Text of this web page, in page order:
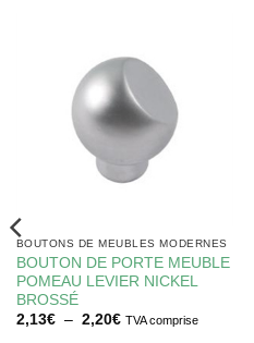
BOUTONS DE MEUBLES MODERNES
BOUTON DE PORTE MEUBLE
POMEAU LEVIER NICKEL
BROSSÉ
2,13€ – 2,20€Plage
TVA comprise